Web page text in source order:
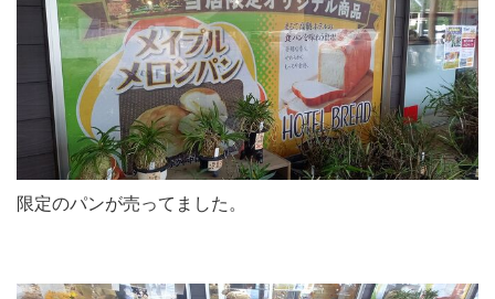
限定のパンが売ってました。